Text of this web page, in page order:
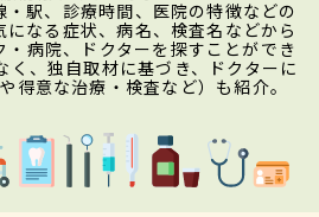
駅、診療時間、医院の特徴などの
なる症状、病名、検査名などから
病院、ドクターを探すことができ
く、独自取材に基づき、ドクターに
得意な治療・検査など）も紹介。